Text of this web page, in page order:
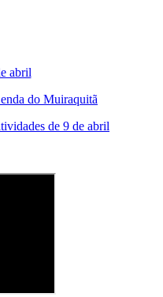
abril
do Muiraquitã
de 9 de abril